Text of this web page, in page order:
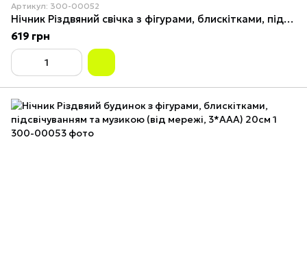
Артикул: 300-00052
Нічник Різдвяний свічка з фігурами, блискітками, підсвіткою й музикою (від мережі, 3*AAA) 26см 2
619 грн